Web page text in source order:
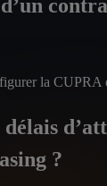
la CUPRA
délais
?